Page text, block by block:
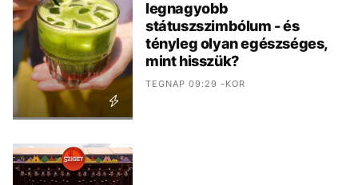
legnagyobb
státuszszimbólum - és
tényleg olyan egészséges,
mint hisszük?
TEGNAP 09:29 -KOR